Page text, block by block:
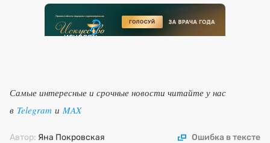
Самые интересные и срочные новости читайте у нас
в Telegram и MAX
Автор: Яна Покровская Ошибка в тексте